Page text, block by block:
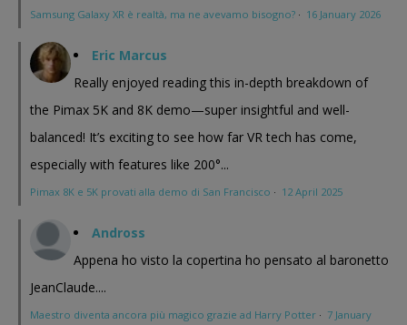
Samsung Galaxy XR è realtà, ma ne avevamo bisogno? · 16 January 2026
Eric Marcus
Really enjoyed reading this in-depth breakdown of
the Pimax 5K and 8K demo—super insightful and well-
balanced! It’s exciting to see how far VR tech has come,
especially with features like 200°...
Pimax 8K e 5K provati alla demo di San Francisco · 12 April 2025
Andross
Appena ho visto la copertina ho pensato al baronetto
JeanClaude....
Maestro diventa ancora più magico grazie ad Harry Potter · 7 January